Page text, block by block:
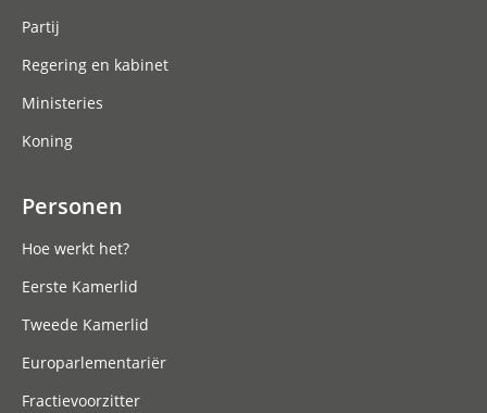
Partij
Regering en kabinet
Ministeries
Koning
Personen
Hoe werkt het?
Eerste Kamerlid
Tweede Kamerlid
Europarlementariër
Fractievoorzitter